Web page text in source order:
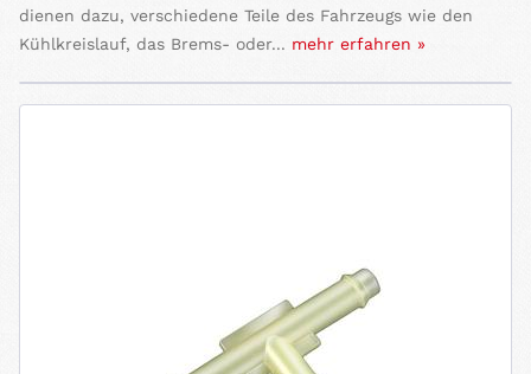
dienen dazu, verschiedene Teile des Fahrzeugs wie den
Kühlkreislauf, das Brems- oder... mehr erfahren »